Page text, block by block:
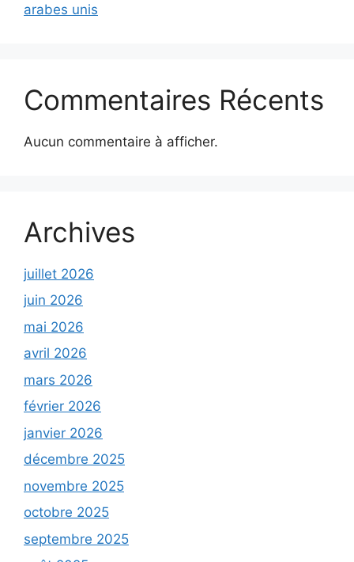
arabes unis
Commentaires Récents
Aucun commentaire à afficher.
Archives
juillet 2026
juin 2026
mai 2026
avril 2026
mars 2026
février 2026
janvier 2026
décembre 2025
novembre 2025
octobre 2025
septembre 2025